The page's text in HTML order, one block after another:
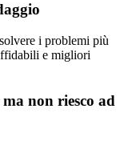
i problemi più
e migliori
ma non riesco ad